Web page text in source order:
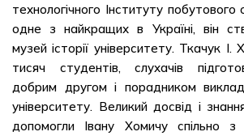
технологічного Інституту побутового
одне з найкращих в Україні, він
музей історії університету. Ткачук
тисяч студентів, слухачів
добрим другом і порадником
університету. Великий досвід і
допомогли Івану Хомичу спільно